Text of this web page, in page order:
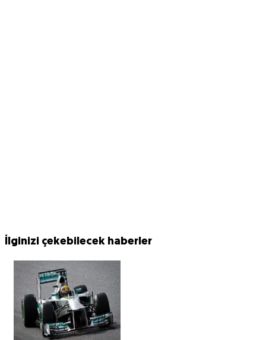
İlginizi çekebilecek haberler